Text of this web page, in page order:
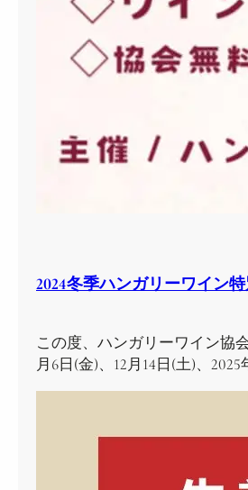
2024冬季ハンガリーワイン
この度、ハンガリーワイン協
月6日(金)、12月14日(土)、